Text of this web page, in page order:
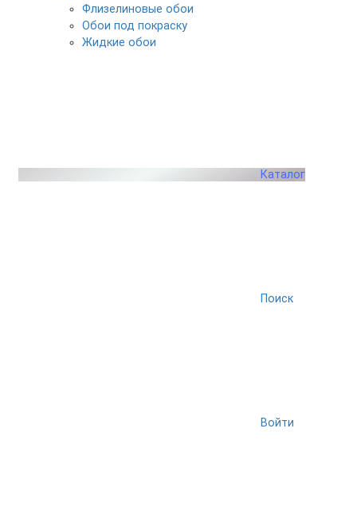
Флизелиновые обои
Обои под покраску
Жидкие обои
Каталог
Поиск
Войти